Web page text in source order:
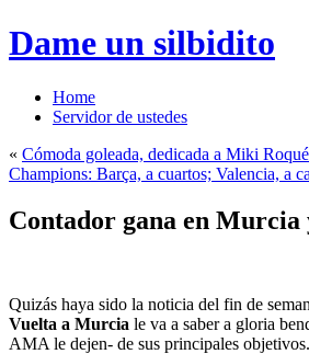
Dame un silbidito
Home
Servidor de ustedes
« Cómoda goleada, dedicada a Miki
Champions: Barça, a cuartos; Valencia, a
Contador gana en Murcia
Quizás haya sido la noticia del fin de
Vuelta a Murcia le va a saber a gloria
AMA le dejen- de sus principales objetivos.